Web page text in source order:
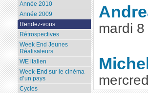
mardi
Année 2010
Année 2009
Rendez-vous
Rétrospectives
Week End Jeunes
Réalisateurs
WE italien
Week-End sur le cinéma
d’un pays
Cycles